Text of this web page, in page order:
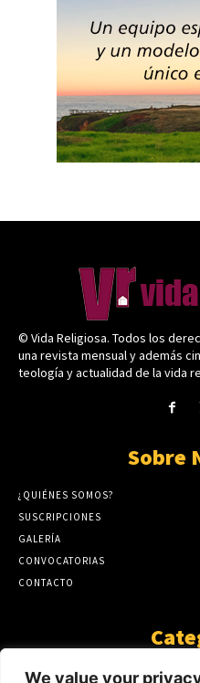
We value your
© Vida Religiosa. Todos los
una revista mensual y además
teología y actualidad de la vida
Sobre
¿QUIÉNES SOMOS?
SUSCRIPCIONES
GALERÍA
CONVOCATORIAS
CONTACTO